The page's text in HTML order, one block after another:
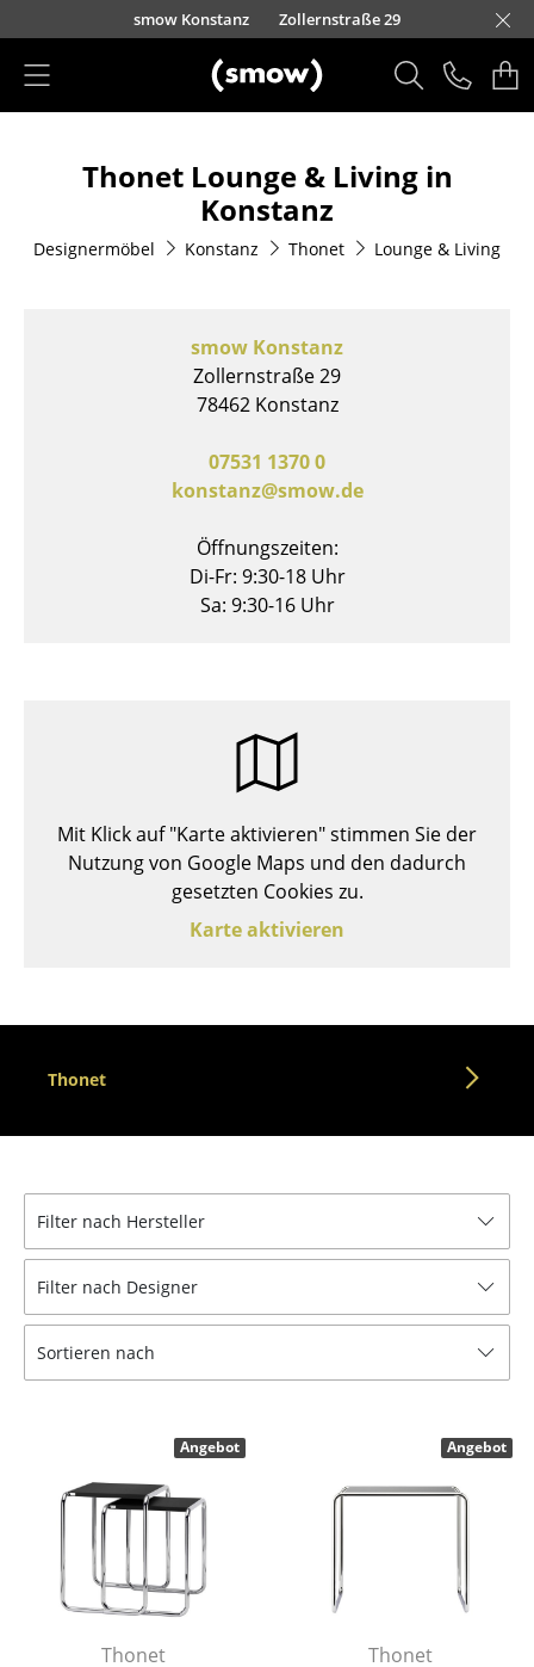
Direkt zum Inhalt
10039
Lorettostraße 28
Straße 30-32
Landstraße 140
Wohleb-Straße 6/8
Schmiedestraße 8
Straße 91smow Konstanz Zollernstraße 29 smow Leipzig
smow Solothurn
smow Mainz
smow München
smow Nürnberg
smow Schwarzwald
smow Stuttgart
Sitzmöbel
Bürodrehstühle
Konferenzstühle
Beistelltische
Couchtische
Schreibtische
Sekretäre & PC-Tische
Konferenztische
Stehtische & Stehpulte
Kindertische
Gartentische
Servierwagen
Thonet Lounge & Living in
Konstanz
Designermöbel Konstanz Thonet Lounge & Living
smow Konstanz
Zollernstraße 29
78462 Konstanz
07531 1370 0
konstanz@smow.de
Öffnungszeiten:
Di-Fr: 9:30-18 Uhr
Sa: 9:30-16 Uhr
Mit Klick auf "Karte aktivieren" stimmen Sie der
Nutzung von Google Maps und den dadurch
gesetzten Cookies zu.
Karte aktivieren
Thonet
Filter nach Hersteller
Filter nach Designer
Sortieren nach
Thonet
Angebot
Thonet
Angebot